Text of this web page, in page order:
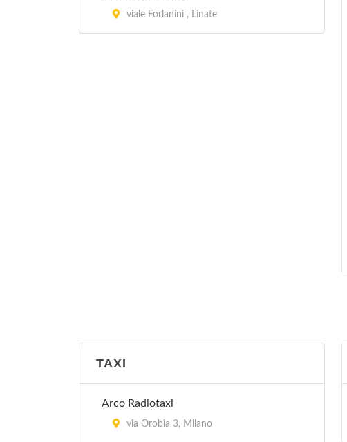
viale Forlanini , Linate
TAXI
Arco Radiotaxi
via Orobia 3, Milano